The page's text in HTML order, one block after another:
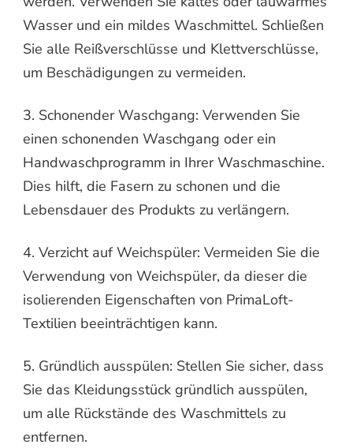
Wasser und ein mildes Waschmittel. Schließen
Sie alle Reißverschlüsse und Klettverschlüsse,
um Beschädigungen zu vermeiden.
3. Schonender Waschgang: Verwenden Sie
einen schonenden Waschgang oder ein
Handwaschprogramm in Ihrer Waschmaschine.
Dies hilft, die Fasern zu schonen und die
Lebensdauer des Produkts zu verlängern.
4. Verzicht auf Weichspüler: Vermeiden Sie die
Verwendung von Weichspüler, da dieser die
isolierenden Eigenschaften von PrimaLoft-
Textilien beeinträchtigen kann.
5. Gründlich ausspülen: Stellen Sie sicher, dass
Sie das Kleidungsstück gründlich ausspülen,
um alle Rückstände des Waschmittels zu
entfernen.